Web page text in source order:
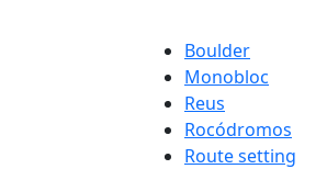
Boulder
Monobloc
Reus
Rocódromos
Route setting